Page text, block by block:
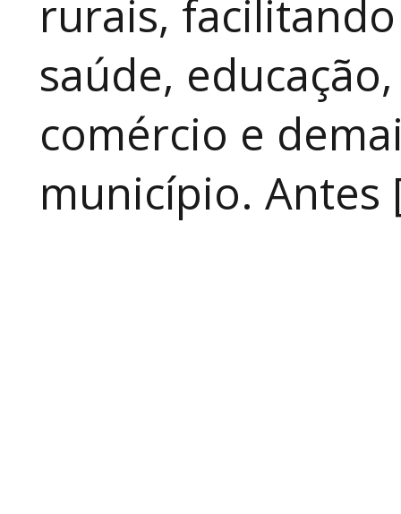
rurais,
saúde,
comércio e
município.